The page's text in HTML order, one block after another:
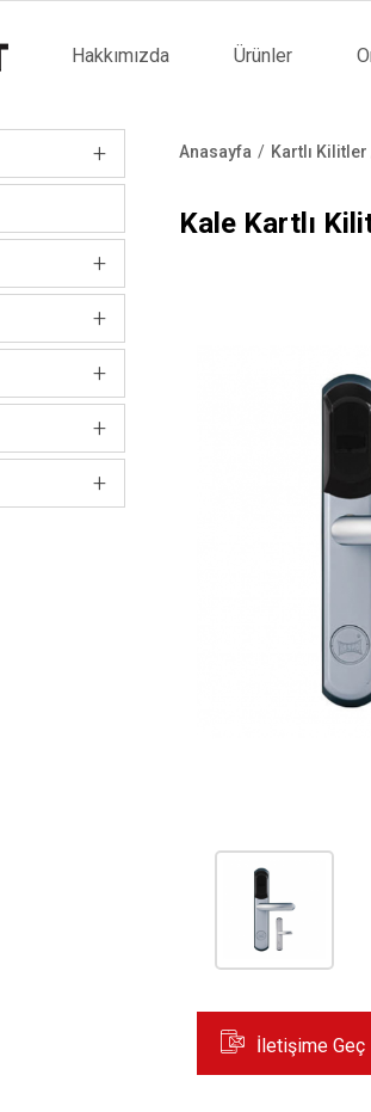
Main
Hakkımızda Ürünler
+
+
+
+
+
+
yolu
Anasayfa Kartlı
Kale Kartlı
İletişime Geç